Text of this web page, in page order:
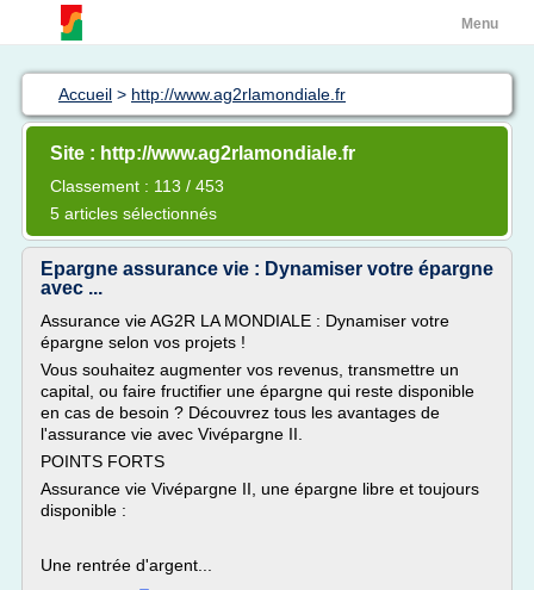
Menu
Accueil > http://www.ag2rlamondiale.fr
Site : http://www.ag2rlamondiale.fr
Classement : 113 / 453
5 articles sélectionnés
Epargne assurance vie : Dynamiser votre épargne
avec ...
Assurance vie AG2R LA MONDIALE : Dynamiser votre
épargne selon vos projets !
Vous souhaitez augmenter vos revenus, transmettre un
capital, ou faire fructifier une épargne qui reste disponible
en cas de besoin ? Découvrez tous les avantages de
l'assurance vie avec Vivépargne II.
POINTS FORTS
Assurance vie Vivépargne II, une épargne libre et toujours
disponible :
Une rentrée d'argent...